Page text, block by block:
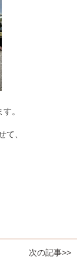
。
て、
次の記事>>